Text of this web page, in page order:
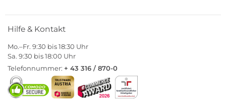
Hilfe & Kontakt
Mo.–Fr. 9:30 bis 18:30 Uhr
Sa. 9:30 bis 18:00 Uhr
Telefonnummer: + 43 316 / 870-0